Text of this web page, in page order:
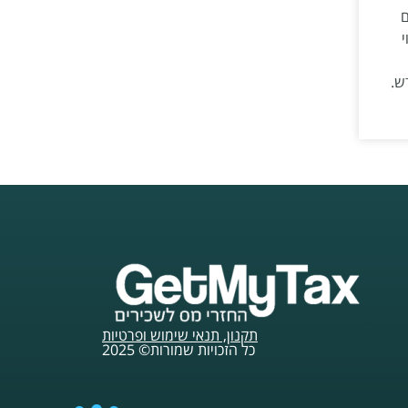
תקנון, תנאי שימוש ופרטיות
כל הזכויות שמורות© 2025